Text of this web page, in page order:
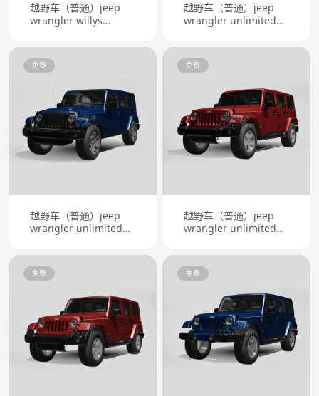
越野车（普通）jeep
wrangler willys
越野车（普通）jeep
wrangler unlimited
免费
越野车（普通）jeep
wrangler unlimited
免费
越野车（普通）jeep
wrangler unlimited
免费 免费